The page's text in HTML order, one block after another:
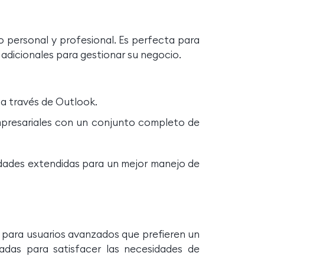
personal y profesional. Es perfecta para
para gestionar su negocio.
través de Outlook.
con un conjunto completo de
extendidas para un mejor manejo de
usuarios avanzados que prefieren un
para satisfacer las necesidades de